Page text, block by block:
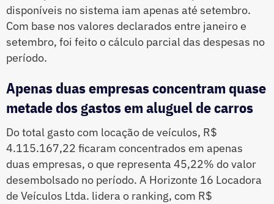
disponíveis no sistema iam apenas até setembro.
Com base nos valores declarados entre janeiro e
setembro, foi feito o cálculo parcial das despesas no
período.
Apenas duas empresas concentram quase
metade dos gastos em aluguel de carros
Do total gasto com locação de veículos, R$
4.115.167,22 ficaram concentrados em apenas
duas empresas, o que representa 45,22% do valor
desembolsado no período. A Horizonte 16 Locadora
de Veículos Ltda. lidera o ranking, com R$